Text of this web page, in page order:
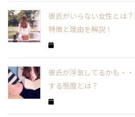
彼氏がいらない女性とは
特徴と理由を解説！
彼氏が浮気してるかも・
する態度とは？